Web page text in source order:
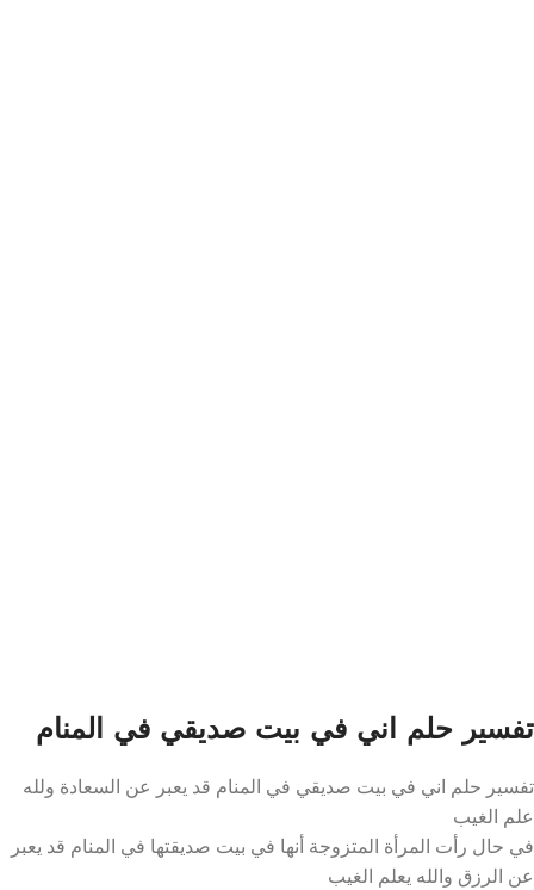
تفسير حلم اني في بيت صديقي في المنام
تفسير حلم اني في بيت صديقي في المنام قد يعبر عن السعادة ولله
علم الغيب
في حال رأت المرأة المتزوجة أنها في بيت صديقتها في المنام قد يعبر
عن الرزق والله يعلم الغيب